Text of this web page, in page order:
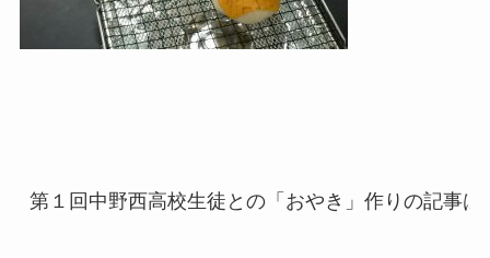
第１回中野西高校生徒との「おやき」作りの記事は